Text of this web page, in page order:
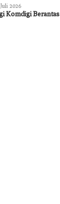
2026
Komdigi Berantas